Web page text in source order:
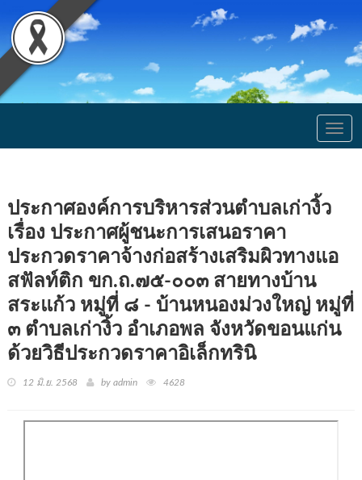
ประกาศองค์การบริหารส่วนตำบลเก่างิ้ว
เรื่อง ประกาศผู้ชนะการเสนอราคา
ประกวดราคาจ้างก่อสร้างเสริมผิวทางแอ
สฟัลท์ติก ขก.ถ.๗๕-๐๐๓ สายทางบ้าน
สระแก้ว หมู่ที่ ๘ - บ้านหนองม่วงใหญ่ หมู่ที่
๓ ตำบลเก่างิ้ว อำเภอพล จังหวัดขอนแก่น
ด้วยวิธีประกวดราคาอิเล็กทรินิ
12 มิ.ย. 2568 by admin 4628